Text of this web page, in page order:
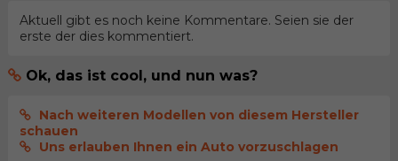
Aktuell gibt es noch keine Kommentare. Seien sie der
erste der dies kommentiert.
Ok, das ist cool, und nun was?
Nach weiteren Modellen von diesem Hersteller
schauen
Uns erlauben Ihnen ein Auto vorzuschlagen